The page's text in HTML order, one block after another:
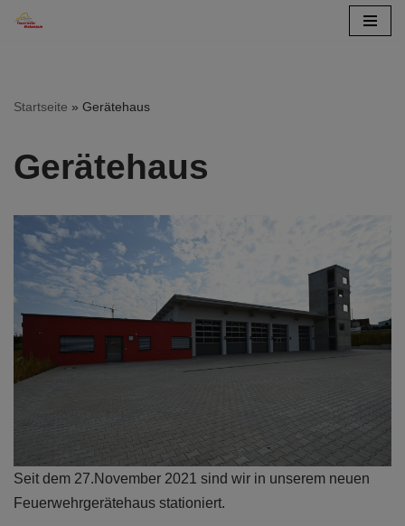
springen
Startseite » Gerätehaus
Gerätehaus
Seit dem 27.November 2021 sind wir in unserem neuen
Feuerwehrgerätehaus stationiert.